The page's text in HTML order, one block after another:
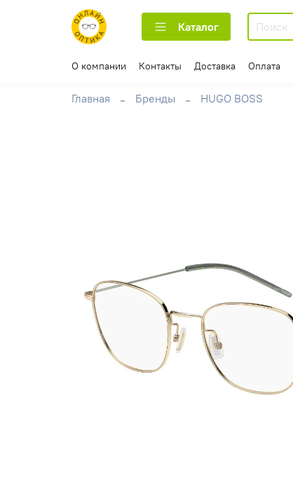
Каталог
О компании Контакты Доставка Оплата
Главная Бренды HUGO BOSS